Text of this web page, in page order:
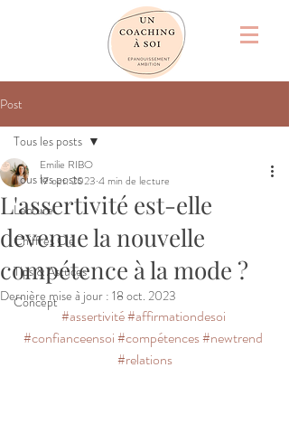
Post
Tous les posts
Lecture
Chiffres Clé
Tips & Astuces
Concept
Tous les posts
L'assertivité est-elle
devenue la nouvelle
compétence à la mode ?
Emilie RIBO
17 oct. 2023 4 min de lecture
Dernière mise à jour : 18 oct. 2023
#assertivité#affirmationdesoi
#confianceensoi#compétences#newtrend
#relations